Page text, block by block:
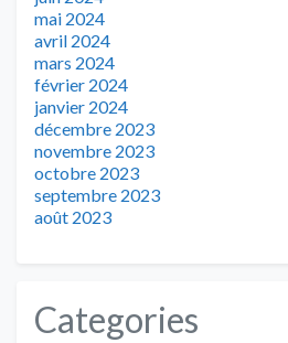
mai 2024
avril 2024
mars 2024
février 2024
janvier 2024
décembre 2023
novembre 2023
octobre 2023
septembre 2023
août 2023
Categories